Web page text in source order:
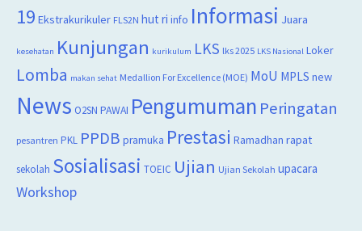
19 Ekstrakurikuler FLS2N hut ri info Informasi Juara
kesehatan Kunjungan kurikulum LKS lks 2025 LKS Nasional Loker
Lomba makan sehat Medallion For Excellence (MOE) MoU MPLS new
News O2SN PAWAI Pengumuman Peringatan
pesantren PKL PPDB pramuka Prestasi Ramadhan rapat
sekolah Sosialisasi TOEIC Ujian Ujian Sekolah upacara
Workshop